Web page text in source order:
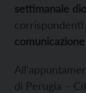
settimanale
corrispondenti
di Perugia –